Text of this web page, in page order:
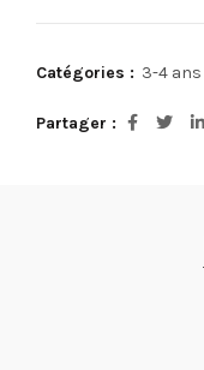
Catégories : 3-4 ans
Partager